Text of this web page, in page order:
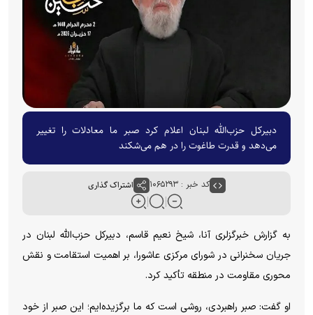
دبیرکل حزب‌الله لبنان اعلام کرد صبر ما معادلات را تغییر
می‌دهد و قدرت طاغوت را در هم می‌شکند
کد خبر : ۱۰۶۵۲۹۳ اشتراک گذاری
به گزارش خبرگزلری آنا، شیخ نعیم قاسم، دبیرکل حزب‌الله لبنان در
جریان سخنرانی در شورای مرکزی عاشورا، بر اهمیت استقامت و نقش
محوری مقاومت در منطقه تأکید کرد.
او گفت: صبر راهبردی، روشی است که ما برگزیده‌ایم؛ این صبر از خود